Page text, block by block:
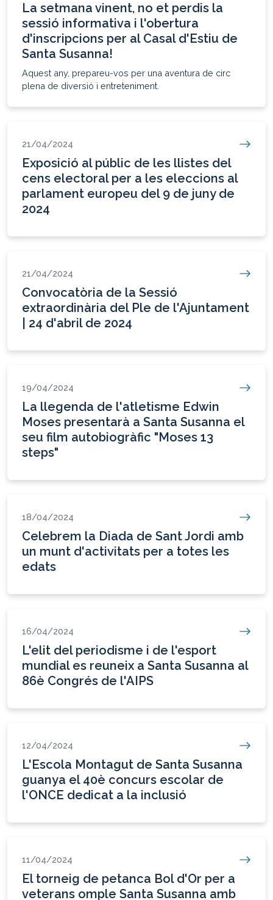
La setmana vinent, no et perdis la
sessió informativa i l'obertura
d'inscripcions per al Casal d'Estiu de
Santa Susanna!
Aquest any, prepareu-vos per una aventura de circ
plena de diversió i entreteniment.
21/04/2024
Exposició al públic de les llistes del
cens electoral per a les eleccions al
parlament europeu del 9 de juny de
2024
21/04/2024
Convocatòria de la Sessió
extraordinària del Ple de l'Ajuntament
| 24 d'abril de 2024
19/04/2024
La llegenda de l'atletisme Edwin
Moses presentarà a Santa Susanna el
seu film autobiogràfic "Moses 13
steps"
18/04/2024
Celebrem la Diada de Sant Jordi amb
un munt d'activitats per a totes les
edats
16/04/2024
L'elit del periodisme i de l'esport
mundial es reuneix a Santa Susanna al
86è Congrés de l'AIPS
12/04/2024
L'Escola Montagut de Santa Susanna
guanya el 40è concurs escolar de
l'ONCE dedicat a la inclusió
11/04/2024
El torneig de petanca Bol d'Or per a
veterans omple Santa Susanna amb